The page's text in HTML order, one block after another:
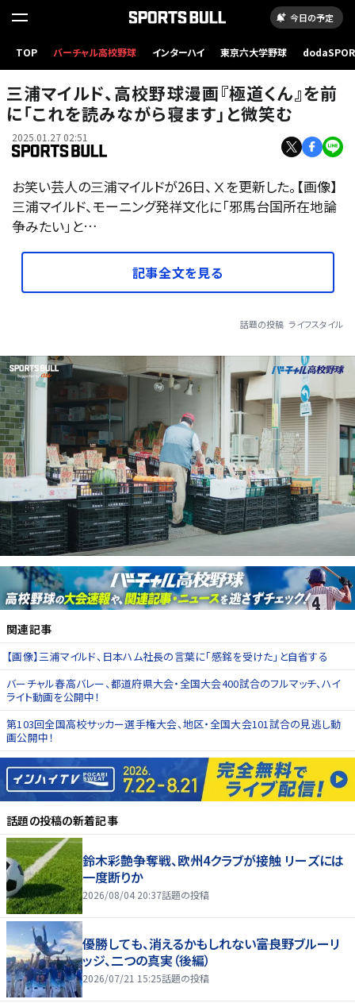
今日の予定
TOP バーチャル高校野球 インターハイ 東京六大学野球
三浦マイルド、高校野球漫画『極道くん』を前
に「これを読みながら寝ます」と微笑む
2025.01.27 02:51
お笑い芸人の三浦マイルドが26日、Ⅹを更新した。【画像】
三浦マイルド、モーニング発祥文化に「邪馬台国所在地論
争みたい」と…
記事全文を見る
話題の投稿 ライフスタイル
関連記事
【画像】三浦マイルド、日本ハム社長の言葉に「感銘を受けた」と自省する
バーチャル春高バレー、都道府県大会・全国大会400試合のフルマッチ、ハイ
ライト動画を公開中！
第103回全国高校サッカー選手権大会、地区・全国大会101試合の見逃し動
画公開中！
話題の投稿の新着記事
鈴木彩艶争奪戦、欧州4クラブが接触 リーズには
一度断りか
2026/08/04 20:37話題の投稿
優勝しても、消えるかもしれない――富良野ブルーリ
ッジ、二つの真実（後編）
2026/07/21 15:25話題の投稿